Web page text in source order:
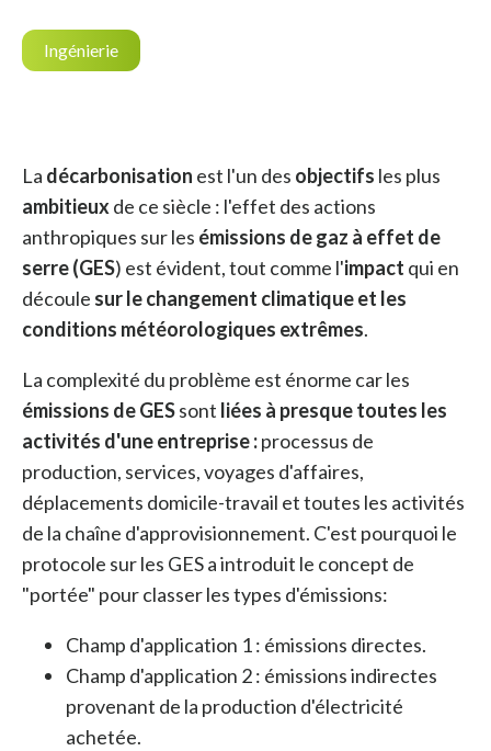
Ingénierie
La décarbonisation est l'un des objectifs les plus
ambitieux de ce siècle : l'effet des actions
anthropiques sur les émissions de gaz à effet de
serre (GES) est évident, tout comme l'impact qui en
découle sur le changement climatique et les
conditions météorologiques extrêmes.
La complexité du problème est énorme car les
émissions de GESsont liées à presque toutes les
activités d'une entreprise :processus de
production, services, voyages d'affaires,
déplacements domicile-travail et toutes les activités
de la chaîne d'approvisionnement. C'est pourquoi le
protocole sur les GES a introduit le concept de
"portée" pour classer les types d'émissions:
Champ d'application 1 : émissions directes.
Champ d'application 2 : émissions indirectes
provenant de la production d'électricité
achetée.